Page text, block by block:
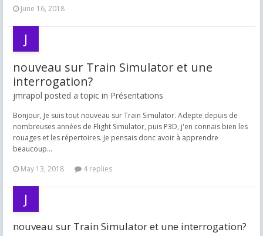
June 16, 2018
nouveau sur Train Simulator et une
interrogation?
jmrapol posted a topic in Présentations
Bonjour, Je suis tout nouveau sur Train Simulator. Adepte depuis de
nombreuses années de Flight Simulator, puis P3D, j'en connais bien les
rouages et les répertoires. Je pensais donc avoir à apprendre
beaucoup...
May 13, 2018
4 replies
nouveau sur Train Simulator et une interrogation?